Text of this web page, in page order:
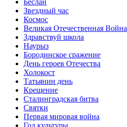
Беслан
Звездный час
Космос
Великая Отечественная Война
Здравствуй школа
Наурыз
Бородинское сражение
День героев Отечества
Холокост
Татьянин день
Крещение
Сталинградская битва
Святки
Первая мировая война